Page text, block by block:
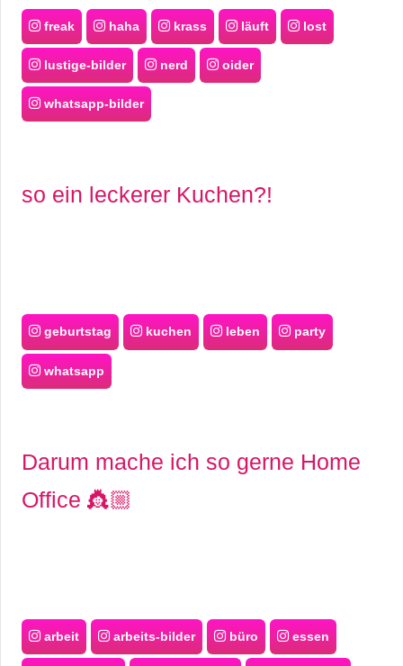
freak haha krass läuft lost
lustige-bilder nerd oider
whatsapp-bilder
so ein leckerer Kuchen?!
geburtstag kuchen leben party
whatsapp
Darum mache ich so gerne Home
Office 👸🏼
arbeit arbeits-bilder büro essen